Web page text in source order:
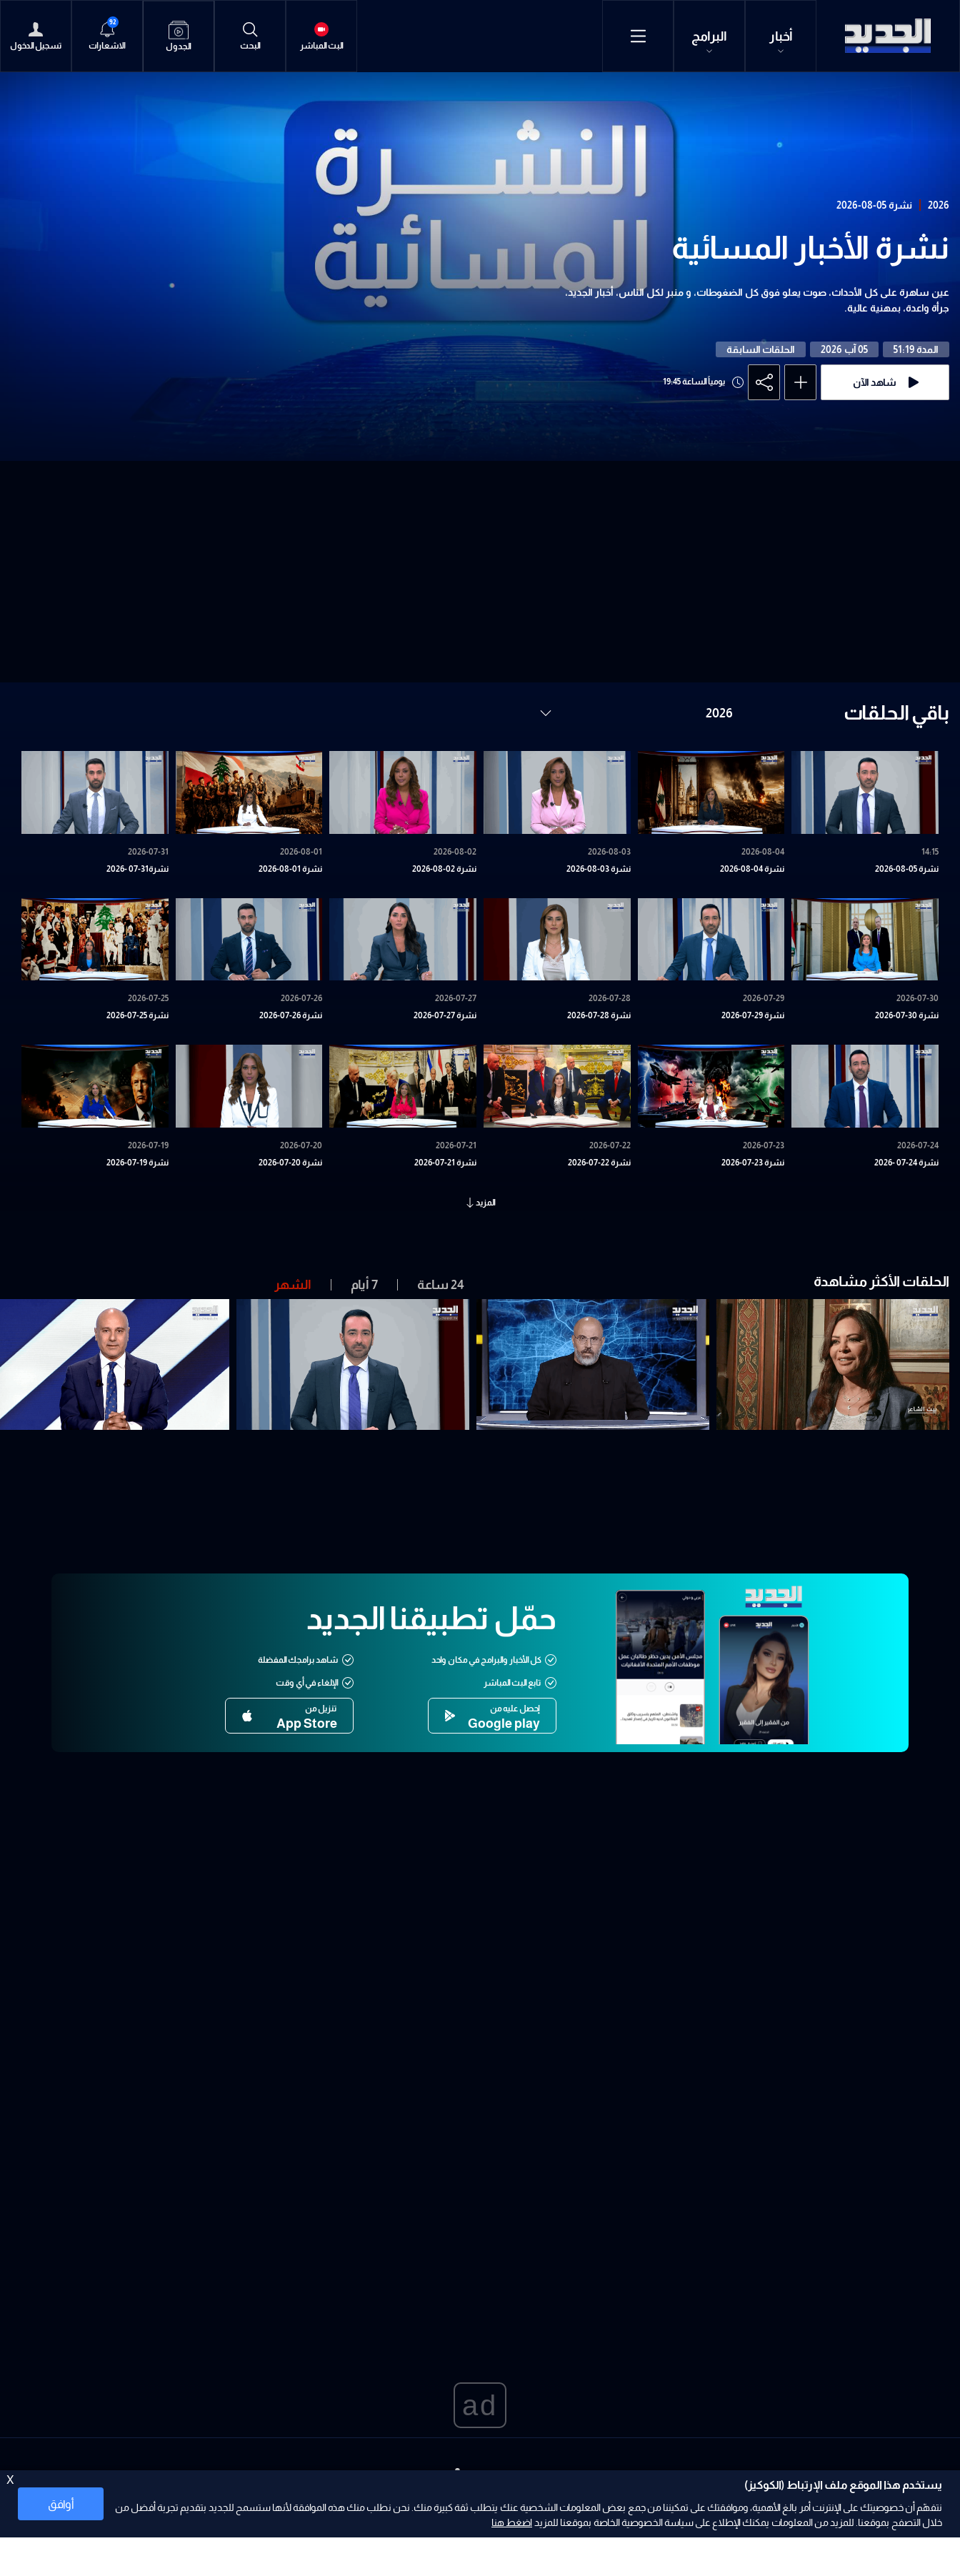
أخبار البرامج
البث المباشر البحث الجدول
92
الاشعارات تسجيل الدخول
2026 نشرة 05-08-2026
نشرة الأخبار المسائية
عين ساهرة على كل الأحداث، صوت يعلو فوق كل الضغوطات، و منبر لكل الناس، أخبار الجديد،
جرأة واعدة، بمهنية عالية.
المدة 51:19 05 آب 2026 الحلقات السابقة
شاهد الآن يومياً الساعة 19:45
باقي الحلقات
14:15
نشرة 05-08-2026
2026-08-04
نشرة 04-08-2026
2026-08-03
نشرة 03-08-2026
2026-08-02
نشرة 02-08-2026
2026-08-01
نشرة 01-08-2026
2026-07-31
نشرة31-07 -2026
2026-07-30
نشرة 30-07-2026
2026-07-29
نشرة 29-07-2026
2026-07-28
نشرة 28-07-2026
2026-07-27
نشرة 27-07-2026
2026-07-26
نشرة 26-07-2026
2026-07-25
نشرة 25-07-2026
2026-07-24
نشرة 24-07 -2026
2026-07-23
نشرة 23-07-2026
2026-07-22
نشرة 22-07-2026
2026-07-21
نشرة 21-07-2026
2026-07-20
نشرة 20-07-2026
2026-07-19
نشرة 19-07-2026
المزيد
الحلقات الأكثر مشاهدة
حمّل تطبيقنا الجديد
كل الأخبار والبرامج في مكان واحد شاهد برامجك المفضلة
تابع البث المباشر الإلغاء في أي وقت
إحصل عليه من
Google play
تنزيل من
App Store
X يستخدم هذا الموقع ملف الإرتباط (الكوكيز)
نتفهّم أن خصوصيتك على الإنترنت أمر بالغ الأهمية، وموافقتك على تمكيننا من جمع بعض المعلومات الشخصية عنك يتطلب ثقة كبيرة منك. نحن نطلب منك هذه الموافقة لأنها ستسمح للجديد بتقديم تجربة أفضل من
خلال التصفح بموقعنا. للمزيد من المعلومات يمكنك الإطلاع على سياسة الخصوصية الخاصة بموقعنا للمزيد اضغط هنا
أوافق
ad